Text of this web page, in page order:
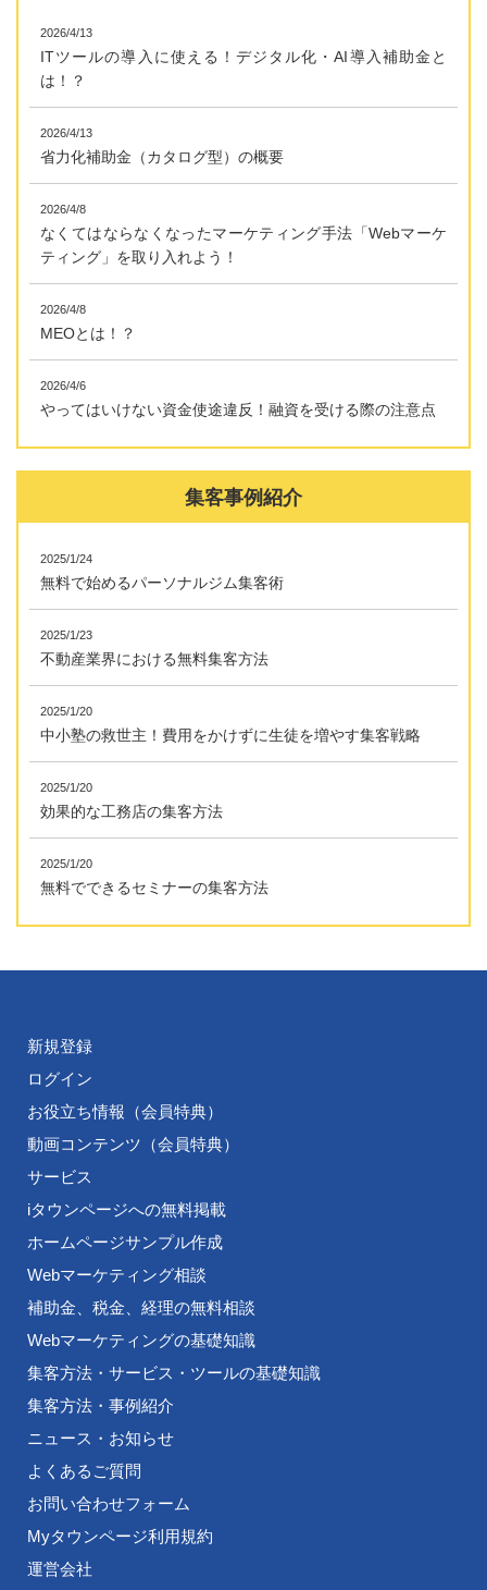
2026/4/13
ITツールの導入に使える！デジタル化・AI導入補助金と
は！？
2026/4/13
省力化補助金（カタログ型）の概要
2026/4/8
なくてはならなくなったマーケティング手法「Webマーケ
ティング」を取り入れよう！
2026/4/8
MEOとは！？
2026/4/6
やってはいけない資金使途違反！融資を受ける際の注意点
集客事例紹介
2025/1/24
無料で始めるパーソナルジム集客術
2025/1/23
不動産業界における無料集客方法
2025/1/20
中小塾の救世主！費用をかけずに生徒を増やす集客戦略
2025/1/20
効果的な工務店の集客方法
2025/1/20
無料でできるセミナーの集客方法
新規登録
ログイン
お役立ち情報（会員特典）
動画コンテンツ（会員特典）
サービス
iタウンページへの無料掲載
ホームページサンプル作成
Webマーケティング相談
補助金、税金、経理の無料相談
Webマーケティングの基礎知識
集客方法・サービス・ツールの基礎知識
集客方法・事例紹介
ニュース・お知らせ
よくあるご質問
お問い合わせフォーム
Myタウンページ利用規約
運営会社